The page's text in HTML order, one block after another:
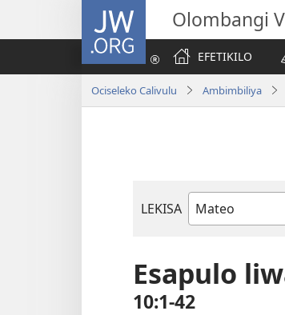
JW.ORG Olombangi
EFETIKILO
Ociseleko Calivulu Ambimbiliya
LEKISA
Elivulu
Esapulo
10:1-42